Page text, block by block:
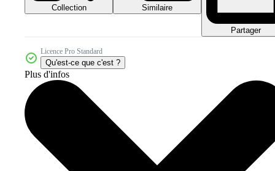
Collection Similaire
Partager
Licence Pro Standard
Qu'est-ce que c'est ?
Plus d'infos